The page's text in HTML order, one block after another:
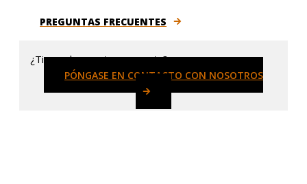
PREGUNTAS FRECUENTES
¿Tiene alguna otra pregunta?
PÓNGASE EN CONTACTO CON NOSOTROS